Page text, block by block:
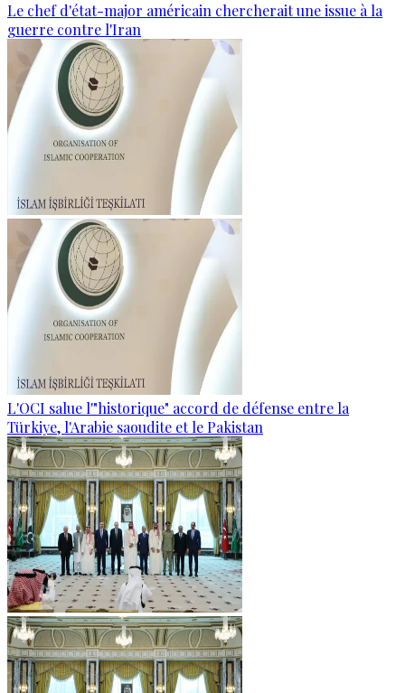
Le chef d'état-major américain chercherait une issue à la
guerre contre l'Iran
L'OCI salue l'"historique" accord de défense entre la
Türkiye, l'Arabie saoudite et le Pakistan